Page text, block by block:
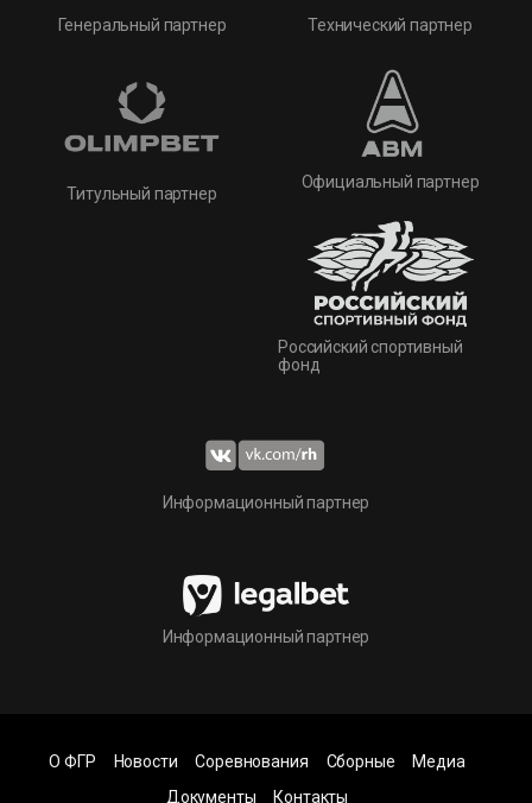
Генеральный партнер
Титульный партнер
Технический партнер
Официальный партнер
Российский спортивный
фонд
Информационный партнер
Информационный партнер
О ФГР Новости Соревнования Сборные
Медиа
Документы
Контакты